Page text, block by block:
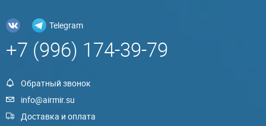
Telegram
+7 (996) 174-39-79
Обратный звонок
info@airmir.su
Доставка и оплата